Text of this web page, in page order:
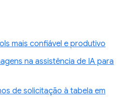
mais confiável e produtivo
na assistência de IA para
de solicitação à tabela em